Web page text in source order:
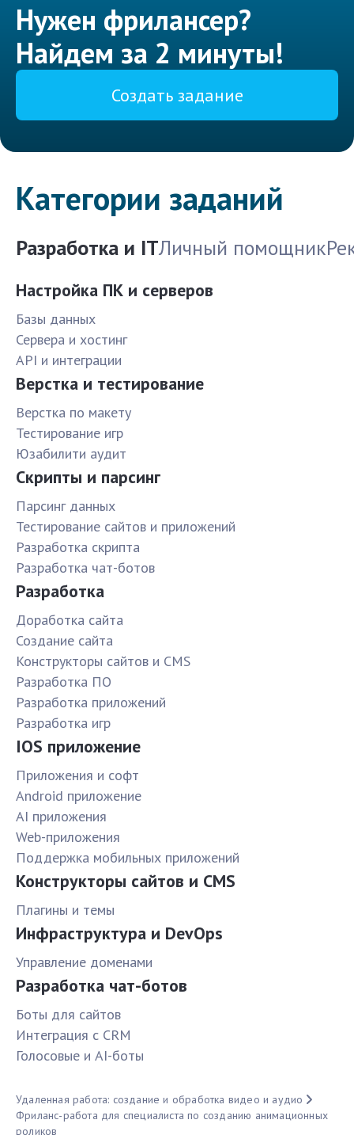
Нужен фрилансер?
Найдем за 2 минуты!
Создать задание
Категории заданий
Разработка и ITЛичный помощник
Настройка ПК и серверов
Базы данных
Сервера и хостинг
API и интеграции
Верстка и тестирование
Верстка по макету
Тестирование игр
Юзабилити аудит
Скрипты и парсинг
Парсинг данных
Тестирование сайтов и приложений
Разработка скрипта
Разработка чат-ботов
Разработка
Доработка сайта
Создание сайта
Конструкторы сайтов и CMS
Разработка ПО
Разработка приложений
Разработка игр
IOS приложение
Приложения и софт
Android приложение
AI приложения
Web-приложения
Поддержка мобильных приложений
Конструкторы сайтов и CMS
Плагины и темы
Инфраструктура и DevOps
Управление доменами
Разработка чат-ботов
Боты для сайтов
Интеграция с CRM
Голосовые и AI-боты
Удаленная работа: создание и обработка видео и аудио
Фриланс-работа для специалиста по созданию анимационных
роликов